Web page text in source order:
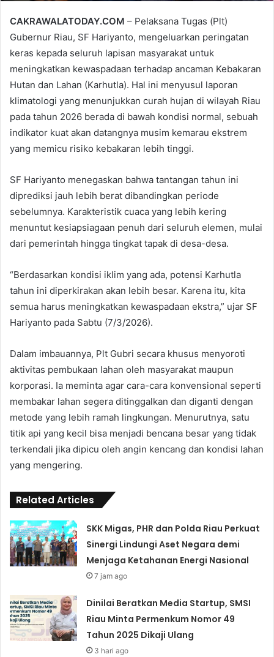
CAKRAWALATODAY.COM – Pelaksana Tugas (Plt)
Gubernur Riau, SF Hariyanto, mengeluarkan peringatan
keras kepada seluruh lapisan masyarakat untuk
meningkatkan kewaspadaan terhadap ancaman Kebakaran
Hutan dan Lahan (Karhutla). Hal ini menyusul laporan
klimatologi yang menunjukkan curah hujan di wilayah Riau
pada tahun 2026 berada di bawah kondisi normal, sebuah
indikator kuat akan datangnya musim kemarau ekstrem
yang memicu risiko kebakaran lebih tinggi.
SF Hariyanto menegaskan bahwa tantangan tahun ini
diprediksi jauh lebih berat dibandingkan periode
sebelumnya. Karakteristik cuaca yang lebih kering
menuntut kesiapsiagaan penuh dari seluruh elemen, mulai
dari pemerintah hingga tingkat tapak di desa-desa.
“Berdasarkan kondisi iklim yang ada, potensi Karhutla
tahun ini diperkirakan akan lebih besar. Karena itu, kita
semua harus meningkatkan kewaspadaan ekstra,” ujar SF
Hariyanto pada Sabtu (7/3/2026).
Dalam imbauannya, Plt Gubri secara khusus menyoroti
aktivitas pembukaan lahan oleh masyarakat maupun
korporasi. Ia meminta agar cara-cara konvensional seperti
membakar lahan segera ditinggalkan dan diganti dengan
metode yang lebih ramah lingkungan. Menurutnya, satu
titik api yang kecil bisa menjadi bencana besar yang tidak
terkendali jika dipicu oleh angin kencang dan kondisi lahan
yang mengering.
Related Articles
SKK Migas, PHR dan Polda Riau Perkuat
Sinergi Lindungi Aset Negara demi
Menjaga Ketahanan Energi Nasional
7 jam ago
Dinilai Beratkan Media Startup, SMSI
Riau Minta Permenkum Nomor 49
Tahun 2025 Dikaji Ulang
3 hari ago